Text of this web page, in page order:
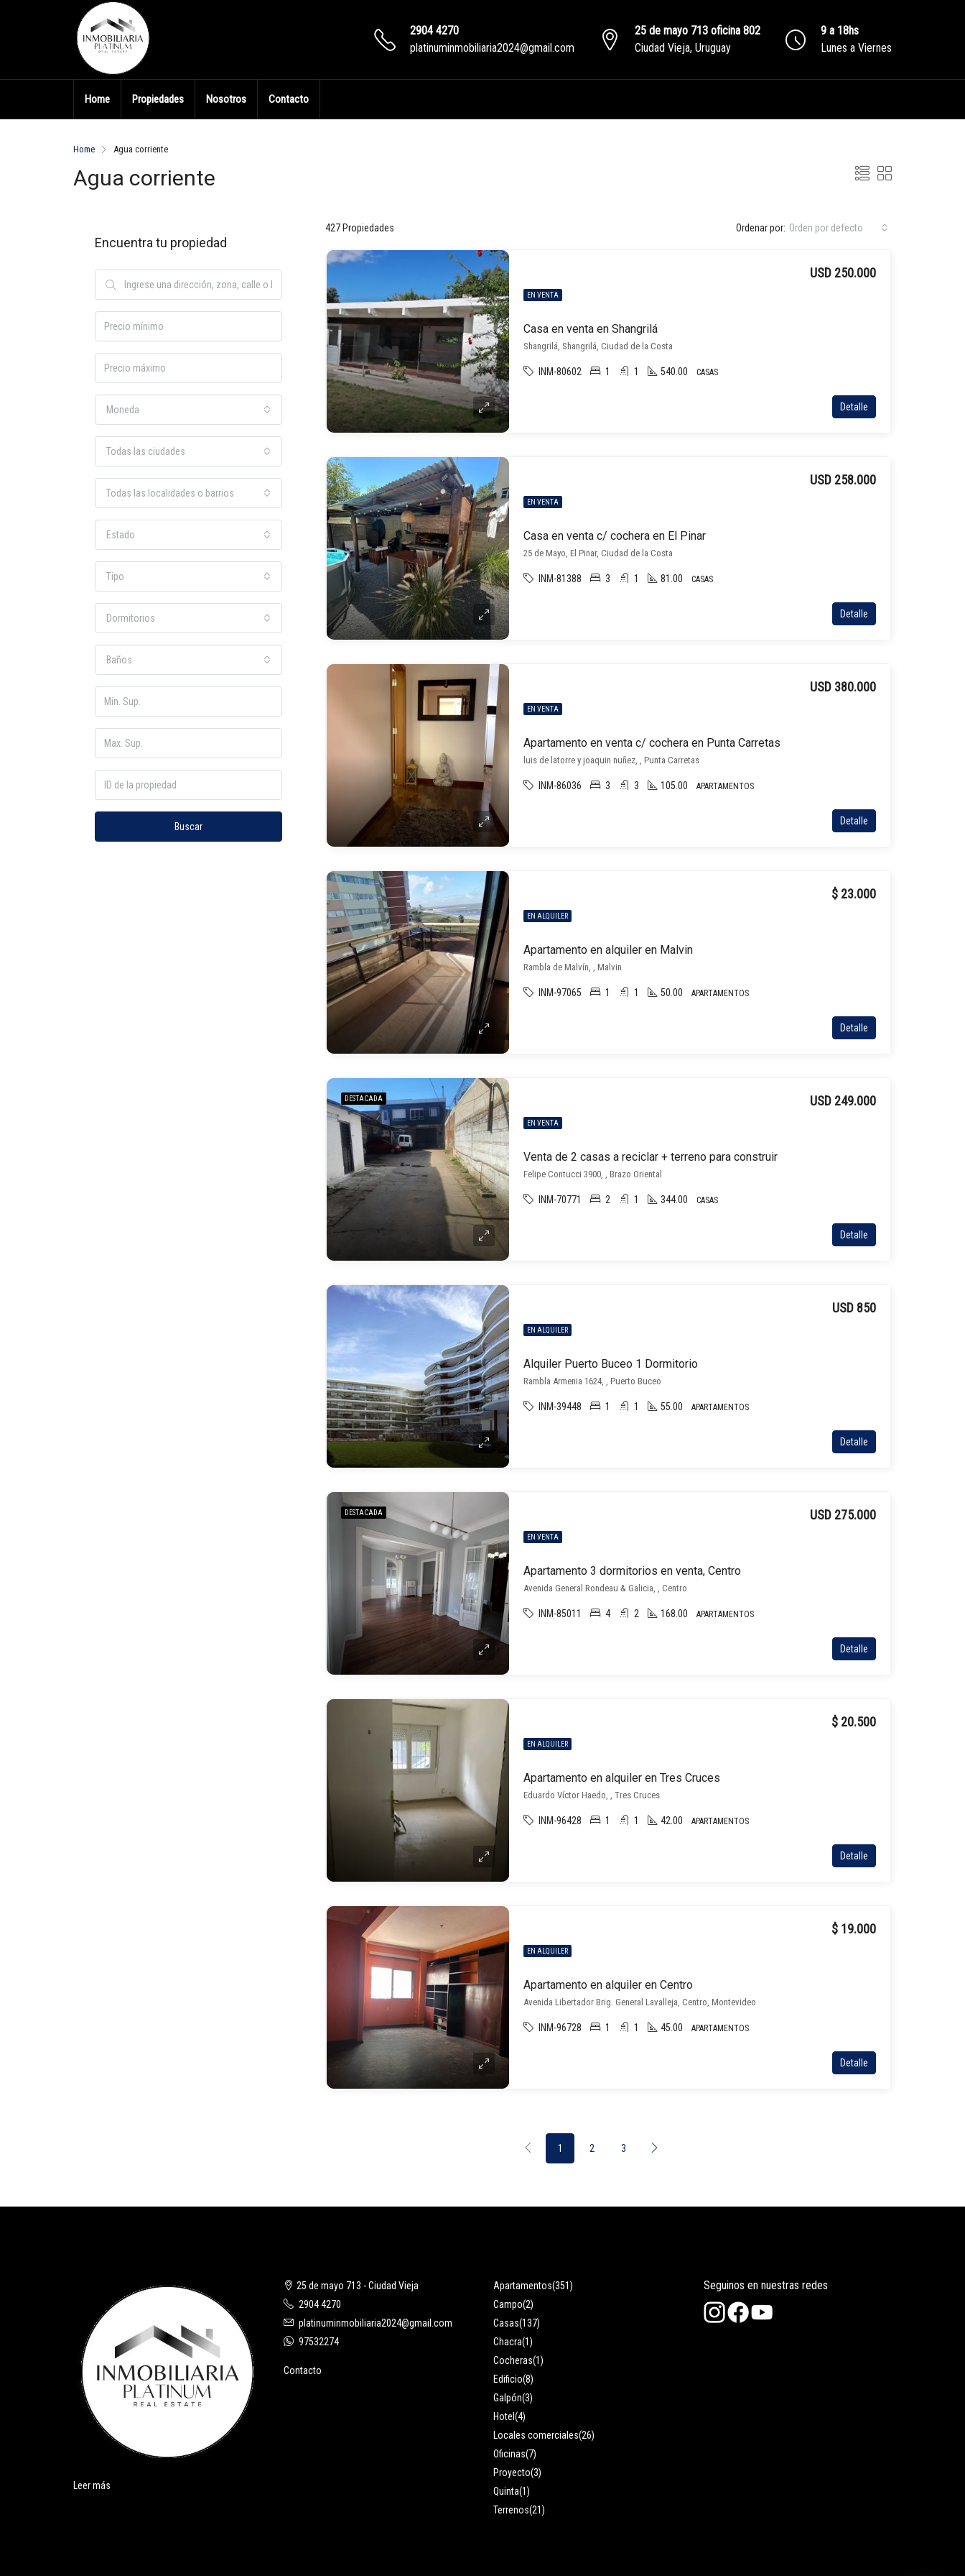
2904 4270
platinuminmobiliaria2024@gmail.com
25 de mayo 713 oficina 802
Ciudad Vieja, Uruguay
9 a 18hs
Lunes a Viernes
Home Propiedades Nosotros Contacto
Home Agua corriente
Agua corriente
427 Propiedades Ordenar por: Orden por defecto
EN VENTA
Casa en venta en Shangrilá
USD 250.000
Shangrilá, Shangrilá, Ciudad de la Costa
INM-80602 1 1 540.00 CASAS
Detalle
EN VENTA
Casa en venta c/ cochera en El Pinar
USD 258.000
25 de Mayo, El Pinar, Ciudad de la Costa
INM-81388 3 1 81.00 CASAS
Detalle
EN VENTA
Apartamento en venta c/ cochera en Punta Carretas
USD 380.000
luis de latorre y joaquin nuñez, , Punta Carretas
INM-86036 3 3 105.00 APARTAMENTOS
Detalle
EN ALQUILER
Apartamento en alquiler en Malvin
$ 23.000
Rambla de Malvín, , Malvin
INM-97065 1 1 50.00 APARTAMENTOS
Detalle
DESTACADA
EN VENTA
Venta de 2 casas a reciclar + terreno para construir
USD 249.000
Felipe Contucci 3900, , Brazo Oriental
INM-70771 2 1 344.00 CASAS
Detalle
EN ALQUILER
Alquiler Puerto Buceo 1 Dormitorio
USD 850
Rambla Armenia 1624, , Puerto Buceo
INM-39448 1 1 55.00 APARTAMENTOS
Detalle
DESTACADA
EN VENTA
Apartamento 3 dormitorios en venta, Centro
USD 275.000
Avenida General Rondeau & Galicia, , Centro
INM-85011 4 2 168.00 APARTAMENTOS
Detalle
EN ALQUILER
Apartamento en alquiler en Tres Cruces
$ 20.500
Eduardo Víctor Haedo, , Tres Cruces
INM-96428 1 1 42.00 APARTAMENTOS
Detalle
EN ALQUILER
Apartamento en alquiler en Centro
$ 19.000
Avenida Libertador Brig. General Lavalleja, Centro, Montevideo
INM-96728 1 1 45.00 APARTAMENTOS
Detalle
1 2 3
Encuentra tu propiedad
Moneda
Todas las ciudades
Todas las localidades o barrios
Estado
Tipo
Dormitorios
Baños
Buscar
Leer más
25 de mayo 713 - Ciudad Vieja
2904 4270
platinuminmobiliaria2024@gmail.com
97532274
Contacto
Apartamentos(351)
Campo(2)
Casas(137)
Chacra(1)
Cocheras(1)
Edificio(8)
Galpón(3)
Hotel (4)
Locales comerciales(26)
Oficinas(7)
Proyecto(3)
Quinta(1)
Terrenos(21)
Seguinos en nuestras redes